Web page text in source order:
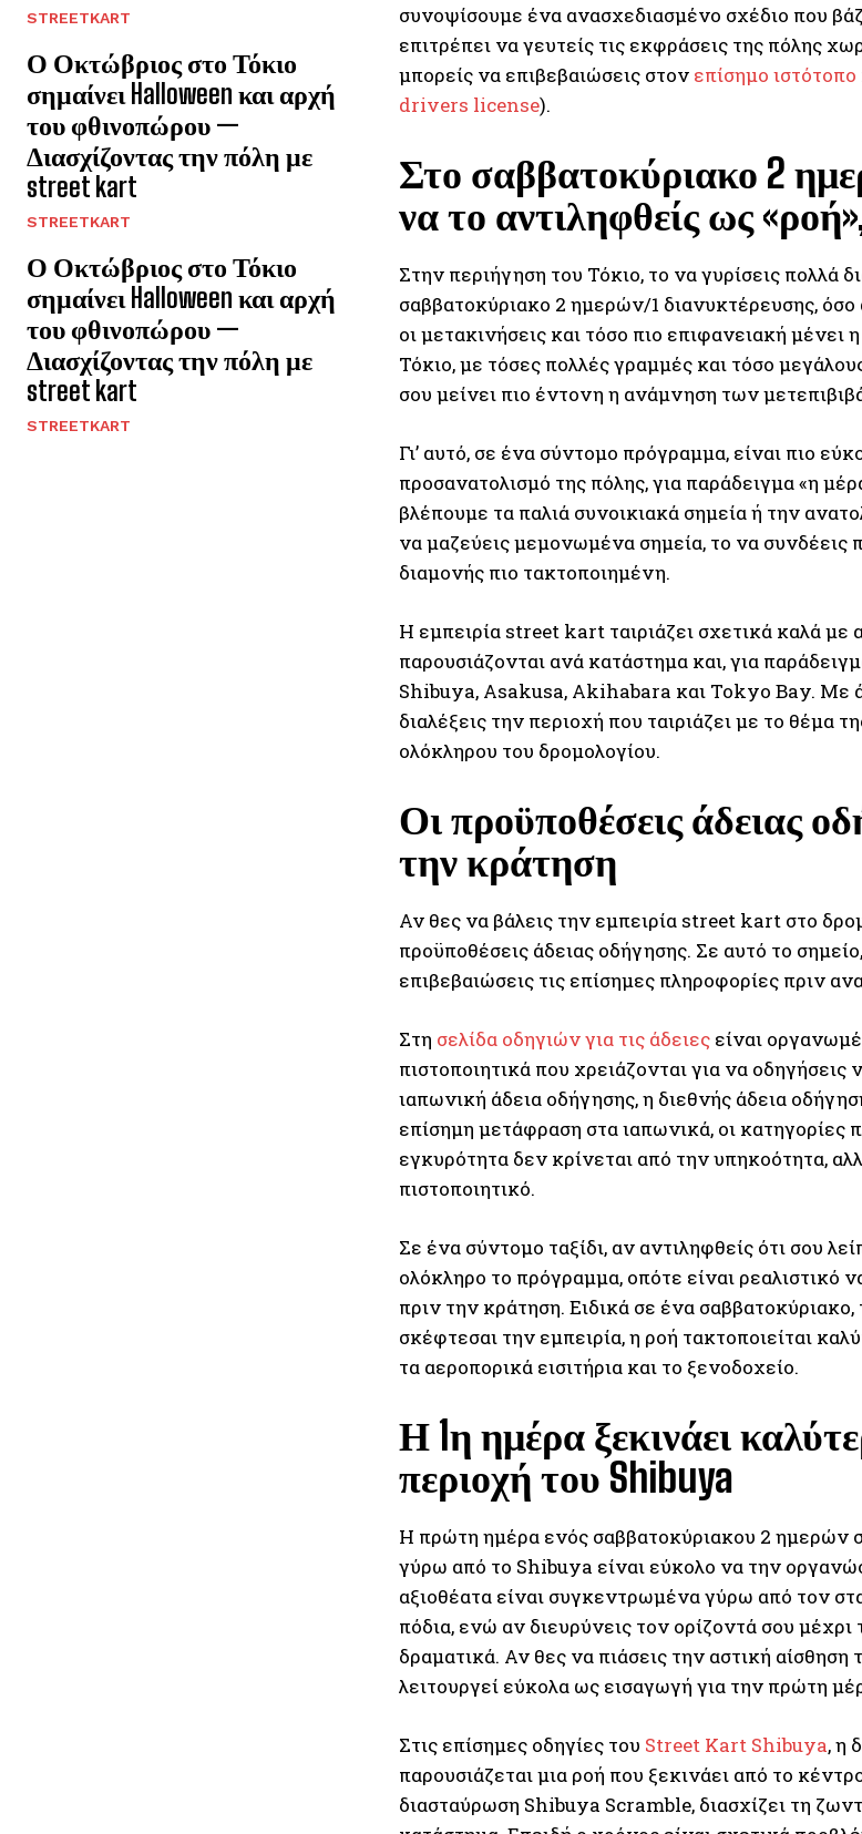
STREETKART
Ο Οκτώβριος στο Τόκιο
σημαίνει Halloween και αρχή
του φθινοπώρου —
Διασχίζοντας την πόλη με
street kart
STREETKART
Ο Οκτώβριος στο Τόκιο
σημαίνει Halloween και αρχή
του φθινοπώρου —
Διασχίζοντας την πόλη με
street kart
STREETKART
συνοψίσουμε ένα ανασχεδιασμένο σχέδιο που
επιτρέπει να γευτείς τις εκφράσεις της πόλης
μπορείς να επιβεβαιώσεις στον επίσημο ιστότοπο
drivers license).
Στο σαββατοκύριακο 2
να το αντιληφθείς ως
Στην περιήγηση του Τόκιο, το να γυρίσεις πολλά
σαββατοκύριακο 2 ημερών/1 διανυκτέρευσης,
οι μετακινήσεις και τόσο πιο επιφανειακή
Τόκιο, με τόσες πολλές γραμμές και τόσο
σου μείνει πιο έντονη η ανάμνηση των
Γι’ αυτό, σε ένα σύντομο πρόγραμμα, είναι πιο
προσανατολισμό της πόλης, για παράδειγμα «η
βλέπουμε τα παλιά συνοικιακά σημεία ή την
να μαζεύεις μεμονωμένα σημεία, το να
διαμονής πιο τακτοποιημένη.
Η εμπειρία street kart ταιριάζει σχετικά καλά με
παρουσιάζονται ανά κατάστημα και, για
Shibuya, Asakusa, Akihabara και Tokyo Bay. Με
διαλέξεις την περιοχή που ταιριάζει με το θέμα
ολόκληρου του δρομολογίου.
Οι προϋποθέσεις άδειας
την κράτηση
Αν θες να βάλεις την εμπειρία street kart στο
προϋποθέσεις άδειας οδήγησης. Σε αυτό το
επιβεβαιώσεις τις επίσημες πληροφορίες πριν
Στη σελίδα οδηγιών για τις άδειες είναι
πιστοποιητικά που χρειάζονται για να
ιαπωνική άδεια οδήγησης, η διεθνής άδεια
επίσημη μετάφραση στα ιαπωνικά, οι κατηγορίες
εγκυρότητα δεν κρίνεται από την υπηκοότητα,
πιστοποιητικό.
Σε ένα σύντομο ταξίδι, αν αντιληφθείς ότι σου
ολόκληρο το πρόγραμμα, οπότε είναι ρεαλιστικό
πριν την κράτηση. Ειδικά σε ένα
σκέφτεσαι την εμπειρία, η ροή τακτοποιείται
τα αεροπορικά εισιτήρια και το ξενοδοχείο.
Η 1η ημέρα ξεκινάει
περιοχή του Shibuya
Η πρώτη ημέρα ενός σαββατοκύριακου 2 ημερών
γύρω από το Shibuya είναι εύκολο να την
αξιοθέατα είναι συγκεντρωμένα γύρω από τον
πόδια, ενώ αν διευρύνεις τον ορίζοντά σου
δραματικά. Αν θες να πιάσεις την αστική
λειτουργεί εύκολα ως εισαγωγή για την πρώτη
Στις επίσημες οδηγίες του Street Kart Shibuya, η
παρουσιάζεται μια ροή που ξεκινάει από το
διασταύρωση Shibuya Scramble, διασχίζει τη